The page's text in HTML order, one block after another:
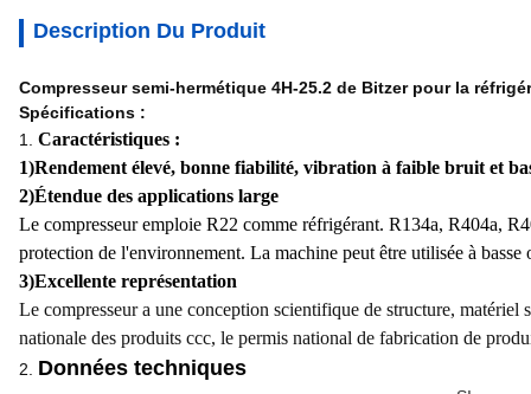
Description Du Produit
Compresseur semi-hermétique 4H-25.2 de Bitzer pour la
Spécifications :
1. Caractéristiques :
1)Rendement élevé, bonne fiabilité, vibration à faible bruit et
2)Étendue des applications large
Le compresseur emploie R22 comme réfrigérant. R134a, R404a,
protection de l'environnement. La machine peut être utilisée à basse
3)Excellente représentation
Le compresseur a une conception scientifique de structure,
nationale des produits ccc, le permis national de fabrication de
2. Données techniques